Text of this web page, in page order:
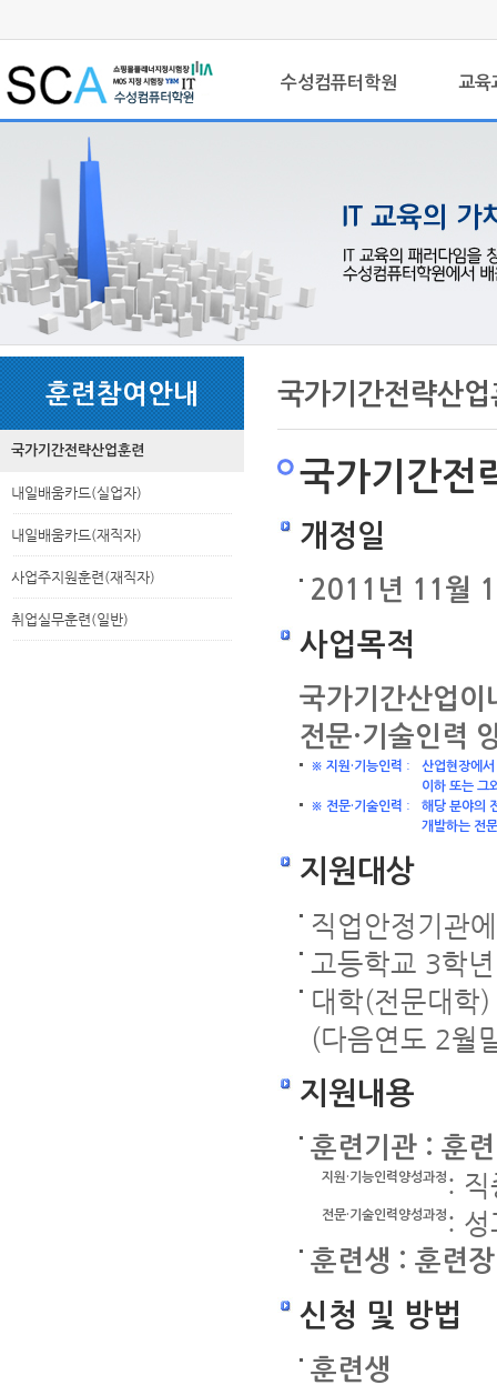
크인
메
수성컴퓨터학원 교육
본
문
내
용
하
위
메
뉴
훈련참여안내
국가기간전략산업훈련
내일배움카드(실업자)
내일배움카드(재직자)
사업주지원훈련(재직자)
취업실무훈련(일반)
링
크
본
문
국가기간전략산업
국가기간전
개정일
2011년 11월
사업목적
국가기간산업이
전문·기술인력
※ 지원·기능인력 :
산업현장에
이하 또는 그
※ 전문·기술인력 :
해당 분야의
개발하는 전
지원대상
직업안정기관
고등학교 3학
대학(전문대학
(다음연도 2월
지원내용
훈련기관 : 훈
지원·기능인력양성과정 :
전문·기술인력양성과정 :
훈련생 : 훈련
신청 및 방법
훈련생